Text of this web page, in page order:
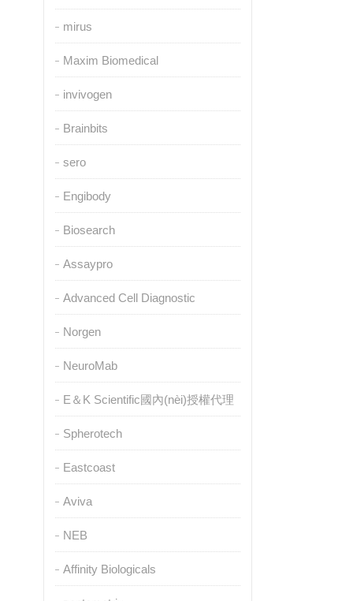
mirus
Maxim Biomedical
invivogen
Brainbits
sero
Engibody
Biosearch
Assaypro
Advanced Cell Diagnostic
Norgen
NeuroMab
E＆K Scientific國內(nèi)授權代理
Spherotech
Eastcoast
Aviva
NEB
Affinity Biologicals